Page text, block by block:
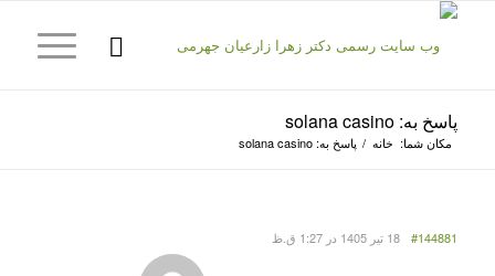
پاسخ به: solana casino
مکان شما: خانه / پاسخ به: solana casino
18 تیر 1405 در 1:27 ق.ظ #144881